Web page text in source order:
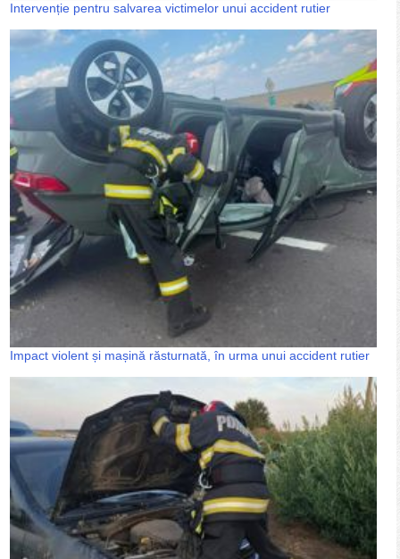
Intervenție pentru salvarea victimelor unui accident rutier
Impact violent și mașină răsturnată, în urma unui accident rutier